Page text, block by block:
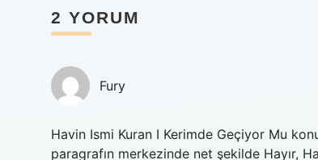
2 YORUM
Fury
Havin Ismi Kuran I Kerimde Geçiyor Mu
paragrafın merkezinde net şekilde Hayır,